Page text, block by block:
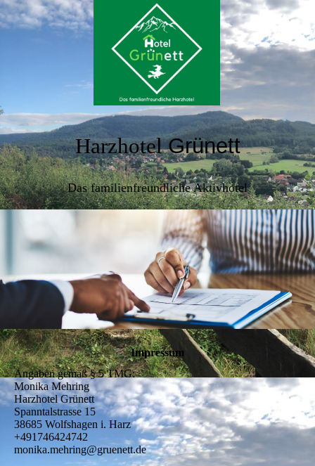
HarzhotelGrünett
Das familienfreundliche Aktivhotel
Impressum
Angaben gemäß § 5 TMG:
Monika Mehring
Harzhotel Grünett
Spanntalstrasse 15
38685 Wolfshagen i. Harz
+491746424742
monika.mehring@gruenett.de